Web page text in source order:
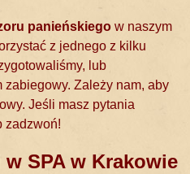
panieńskiego w naszym
z jednego z kilku
lub
Zależy nam, aby
Jeśli masz pytania
zadzwoń!
SPA w Krakowie